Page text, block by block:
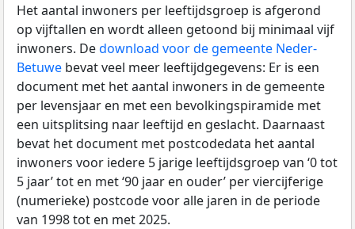
Het aantal inwoners per leeftijdsgroep is afgerond
op vijftallen en wordt alleen getoond bij minimaal vijf
inwoners. Dedownload voor de gemeente Neder-
Betuwe bevat veel meer leeftijdgegevens: Er is een
document met het aantal inwoners in de gemeente
per levensjaar en met een bevolkingspiramide met
een uitsplitsing naar leeftijd en geslacht. Daarnaast
bevat het document met postcodedata het aantal
inwoners voor iedere 5 jarige leeftijdsgroep van ‘0 tot
5 jaar’ tot en met ‘90 jaar en ouder’ per viercijferige
(numerieke) postcode voor alle jaren in de periode
van 1998 tot en met 2025.